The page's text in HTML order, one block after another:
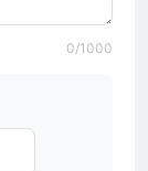
0/1000